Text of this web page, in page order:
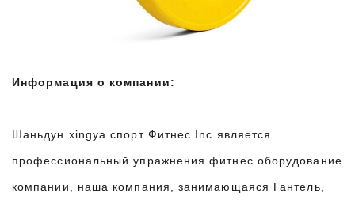
Информация о компании:
Шаньдун xingya спорт Фитнес Inc является
профессиональный упражнения фитнес оборудование
компании, наша компания, занимающаяся Гантель,